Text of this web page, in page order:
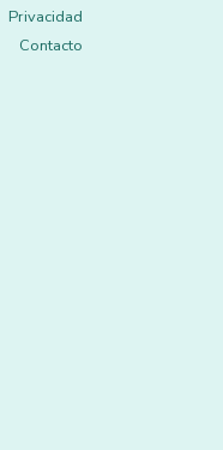
Privacidad
Contacto